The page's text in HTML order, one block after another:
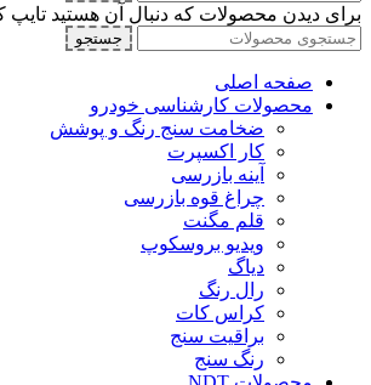
برای دیدن محصولات که دنبال آن هستید تایپ
جستجو
صفحه اصلی
محصولات کارشناسی خودرو
ضخامت سنج رنگ و پوشش
کار اکسپرت
آینه بازرسی
چراغ قوه بازرسی
قلم مگنت
ویدیو بروسکوپ
دیاگ
رال رنگ
کراس کات
براقیت سنج
رنگ سنج